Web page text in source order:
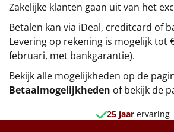
Zakelijke klanten gaan uit van het
Betalen kan via iDeal, creditcard of
Levering op rekening is mogelijk tot
februari, met bankgarantie).
Bekijk alle mogelijkheden op de
Betaalmogelijkheden of bekijk de
25 jaar ervaring